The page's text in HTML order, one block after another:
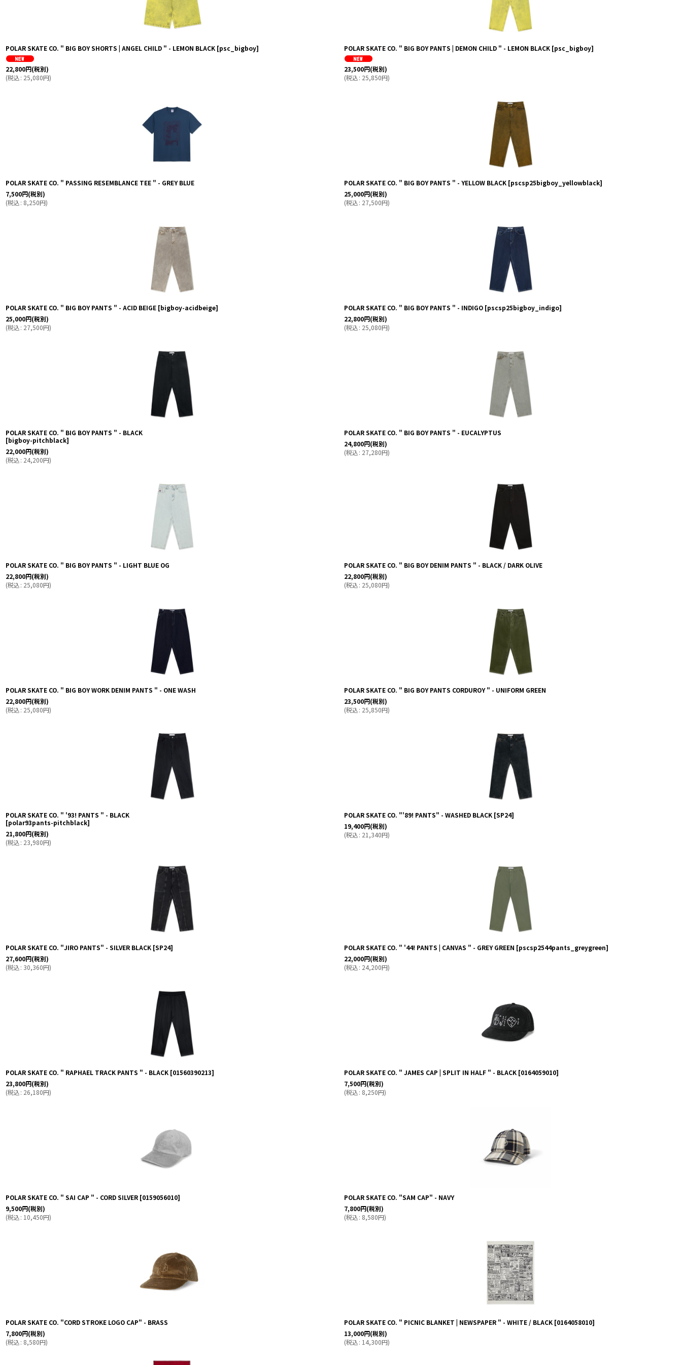
POLAR SKATE CO. " BIG BOY SHORTS | ANGEL CHILD " - LEMON BLACK [psc_bigboy]
22,800円(税別)
(税込: 25,080円)
POLAR SKATE CO. " BIG BOY PANTS | DEMON CHILD " - LEMON BLACK [psc_bigboy]
23,500円(税別)
(税込: 25,850円)
POLAR SKATE CO. " PASSING RESEMBLANCE TEE " - GREY BLUE
7,500円(税別)
(税込: 8,250円)
POLAR SKATE CO. " BIG BOY PANTS " - YELLOW BLACK [pscsp25bigboy_yellowblack]
25,000円(税別)
(税込: 27,500円)
POLAR SKATE CO. " BIG BOY PANTS " - ACID BEIGE [bigboy-acidbeige]
25,000円(税別)
(税込: 27,500円)
POLAR SKATE CO. " BIG BOY PANTS " - INDIGO [pscsp25bigboy_indigo]
22,800円(税別)
(税込: 25,080円)
POLAR SKATE CO. " BIG BOY PANTS " - BLACK
[bigboy-pitchblack]
22,000円(税別)
(税込: 24,200円)
POLAR SKATE CO. " BIG BOY PANTS " - EUCALYPTUS
24,800円(税別)
(税込: 27,280円)
POLAR SKATE CO. " BIG BOY PANTS " - LIGHT BLUE OG
22,800円(税別)
(税込: 25,080円)
POLAR SKATE CO. " BIG BOY DENIM PANTS " - BLACK / DARK OLIVE
22,800円(税別)
(税込: 25,080円)
POLAR SKATE CO. " BIG BOY WORK DENIM PANTS " - ONE WASH
22,800円(税別)
(税込: 25,080円)
POLAR SKATE CO. " BIG BOY PANTS CORDUROY " - UNIFORM GREEN
23,500円(税別)
(税込: 25,850円)
POLAR SKATE CO. " '93! PANTS " - BLACK
[polar93pants-pitchblack]
21,800円(税別)
(税込: 23,980円)
POLAR SKATE CO. "'89! PANTS" - WASHED BLACK [SP24]
19,400円(税別)
(税込: 21,340円)
POLAR SKATE CO. "JIRO PANTS" - SILVER BLACK [SP24]
27,600円(税別)
(税込: 30,360円)
POLAR SKATE CO. " '44! PANTS | CANVAS " - GREY GREEN [pscsp2544pants_greygreen]
22,000円(税別)
(税込: 24,200円)
POLAR SKATE CO. " RAPHAEL TRACK PANTS " - BLACK [01560390213]
23,800円(税別)
(税込: 26,180円)
POLAR SKATE CO. " JAMES CAP | SPLIT IN HALF " - BLACK [0164059010]
7,500円(税別)
(税込: 8,250円)
POLAR SKATE CO. " SAI CAP " - CORD SILVER [0159056010]
9,500円(税別)
(税込: 10,450円)
POLAR SKATE CO. "SAM CAP" - NAVY
7,800円(税別)
(税込: 8,580円)
POLAR SKATE CO. "CORD STROKE LOGO CAP" - BRASS
7,800円(税別)
(税込: 8,580円)
POLAR SKATE CO. " PICNIC BLANKET | NEWSPAPER " - WHITE / BLACK [0164058010]
13,000円(税別)
(税込: 14,300円)